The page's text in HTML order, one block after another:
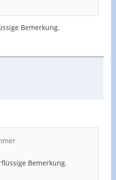
Bemerkung.
Bemerkung.